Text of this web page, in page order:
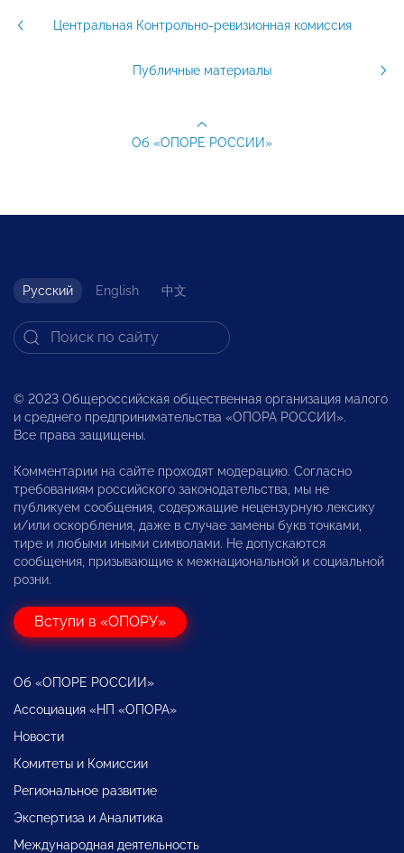
Центральная Контрольно-ревизионная комиссия
Публичные материалы
Об «ОПОРЕ РОССИИ»
Русский English 中文
© 2023 Общероссийская общественная организация малого
и среднего предпринимательства «ОПОРА РОССИИ».
Все права защищены.
Комментарии на сайте проходят модерацию. Согласно
требованиям российского законодательства, мы не
публикуем сообщения, содержащие нецензурную лексику
и/или оскорбления, даже в случае замены букв точками,
тире и любыми иными символами. Не допускаются
сообщения, призывающие к межнациональной и социальной
розни.
Вступи в «ОПОРУ»
Об «ОПОРЕ РОССИИ»
Ассоциация «НП «ОПОРА»
Новости
Комитеты и Комиссии
Региональное развитие
Экспертиза и Аналитика
Международная деятельность